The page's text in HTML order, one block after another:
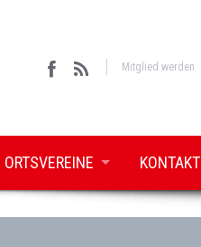
Mitglied werden
ORTSVEREINE KONTAKT